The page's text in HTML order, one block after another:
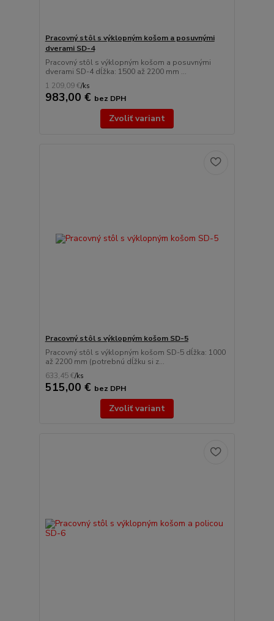
Pracovný stôl s výklopným košom a posuvnými
dverami SD-4
Pracovný stôl s výklopným košom a posuvnými
dverami SD-4 dĺžka: 1500 až 2200 mm ...
1 209,09 €/ks
983,00 € bez DPH
Zvoliť variant
Pracovný stôl s výklopným košom SD-5
Pracovný stôl s výklopným košom SD-5 dĺžka: 1000
až 2200 mm (potrebnú dĺžku si z...
633,45 €/ks
515,00 € bez DPH
Zvoliť variant